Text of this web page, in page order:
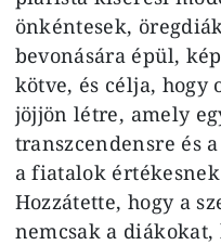
önkéntesek,
bevonására épül,
kötve, és célja,
jöjjön létre, amely
transzcendensre és
a fiatalok
Hozzátette, hogy a
nemcsak a